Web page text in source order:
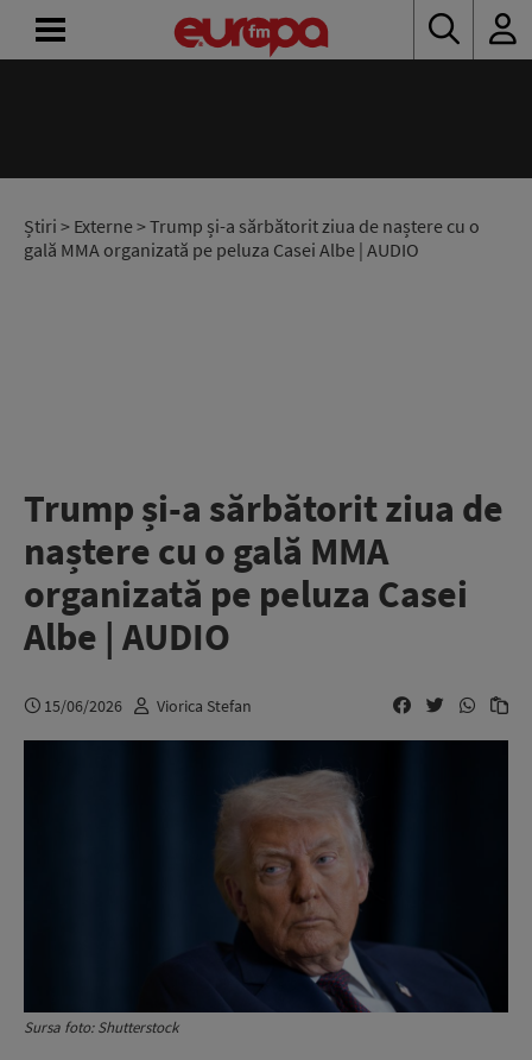
Știri > Externe> Trump și-a sărbătorit ziua de naștere cu o
gală MMA organizată pe peluza Casei Albe | AUDIO
Trump și-a sărbătorit ziua de
naștere cu o gală MMA
organizată pe peluza Casei
Albe | AUDIO
15/06/2026 Viorica Stefan
Sursa foto: Shutterstock
RADIO